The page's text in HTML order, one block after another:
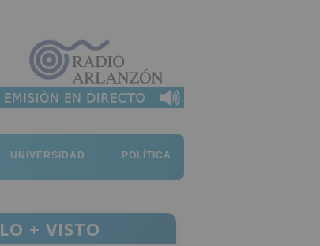
UNIVERSIDAD POLÍTICA
LO + VISTO